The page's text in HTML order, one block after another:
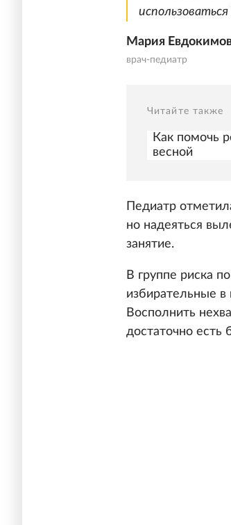
Мария
врач-педиатр
Читайте также
Как помочь
весной
Педиатр
но надеяться
занятие.
В группе риска
избирательные
Восполнить
достаточно